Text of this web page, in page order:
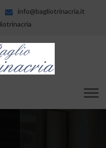
info@bagliotrinacria.it